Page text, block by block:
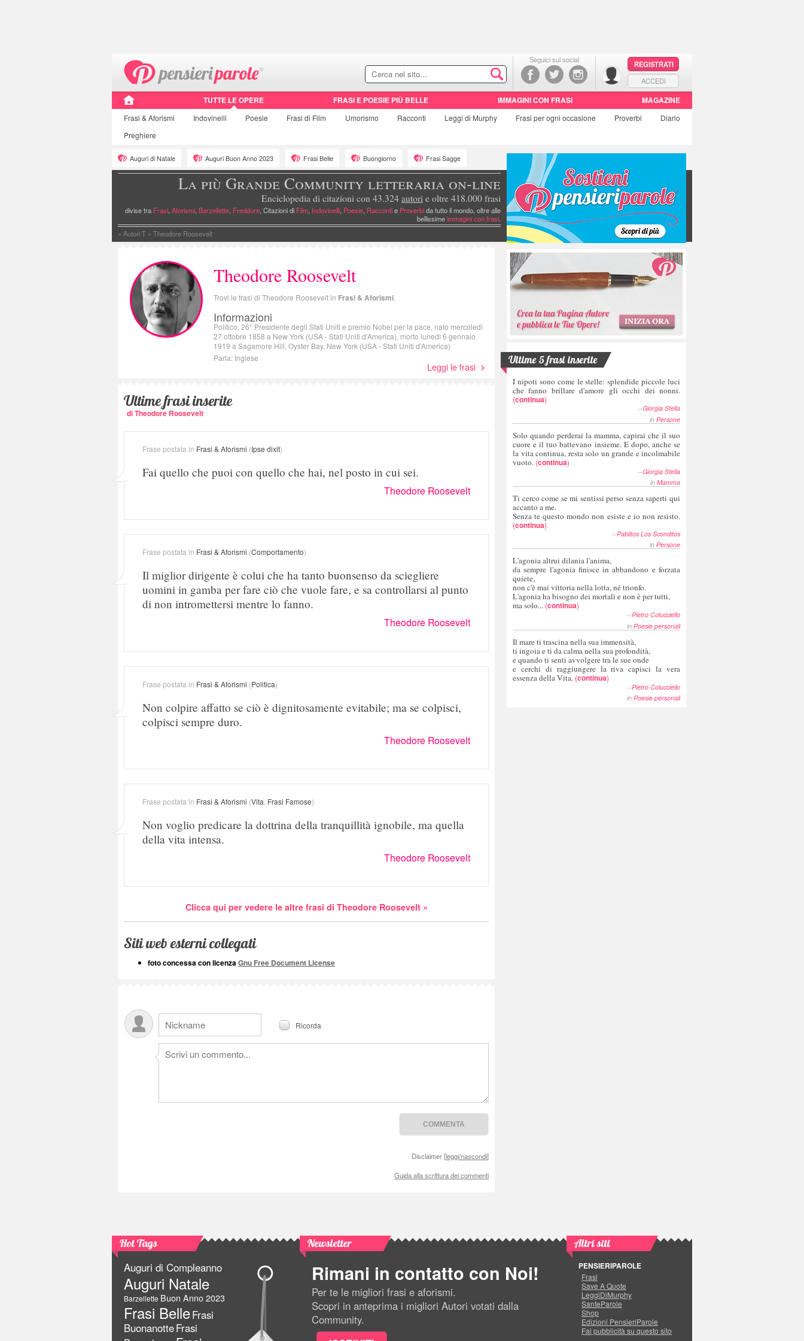
Seguici sui social
REGISTRATI
ACCEDI
TUTTE LE OPERE FRASI E POESIE PIÙ BELLE IMMAGINI CON FRASI MAGAZINE
Frasi & Aforismi Indovinelli Poesie Frasi di Film Umorismo Racconti Leggi di Murphy Frasi per ogni occasione Proverbi
Diario
Preghiere
Auguri di Natale Auguri Buon Anno 2023 Frasi Belle Buongiorno Frasi Sagge
La più Grande Community letteraria on-line
Enciclopedia di citazioni con 43.324 autori e oltre 418.000 frasi
divise tra Frasi, Aforismi, Barzellette, Freddure, Citazioni di Film, Indovinelli, Poesie, Raccontie Proverbida tutto il mondo, oltre alle
bellissimeimmagini con frasi.
» Autori T » Theodore Roosevelt
Theodore Roosevelt
Trovi le frasi di Theodore Roosevelt in Frasi & Aforismi
Informazioni
Politico, 26° Presidente degli Stati Uniti e premio Nobel per la pace, nato mercoledì
27 ottobre 1858 a New York (USA - Stati Uniti d'America), morto lunedì 6 gennaio
1919 a Sagamore Hill, Oyster Bay, New York (USA - Stati Uniti d'America)
Parla: Inglese
Leggi le frasi
Ultime frasi inserite
di Theodore Roosevelt
Frase postata in Frasi & Aforismi (Ipse dixit)
Fai quello che puoi con quello che hai, nel posto in cui sei.
Theodore Roosevelt
Frase postata in Frasi & Aforismi (Comportamento)
Il miglior dirigente è colui che ha tanto buonsenso da sciegliere
uomini in gamba per fare ciò che vuole fare, e sa controllarsi al punto
di non intromettersi mentre lo fanno.
Theodore Roosevelt
Frase postata in Frasi & Aforismi (Politica)
Non colpire affatto se ciò è dignitosamente evitabile; ma se colpisci,
colpisci sempre duro.
Theodore Roosevelt
Frase postata in Frasi & Aforismi (Vita Frasi Famose)
Non voglio predicare la dottrina della tranquillità ignobile, ma quella
della vita intensa.
Theodore Roosevelt
Clicca qui per vedere le altre frasi di Theodore Roosevelt »
Siti web esterni collegati
foto concessa con licenzaGnu Free Document License
Ricorda
Disclaimer [leggi/nascondi]
Guida alla scrittura dei commenti
Ultime 5 frasi inserite
I nipoti sono come le stelle: splendide piccole luci
che fanno brillare d'amore gli occhi dei nonni.
(continua)
--Giorgia Stella
in Persone
Solo quando perderai la mamma, capirai che il suo
cuore e il tuo battevano insieme. E dopo, anche se
la vita continua, resta solo un grande e incolmabile
vuoto. (continua)
--Giorgia Stella
in Mamma
Ti cerco come se mi sentissi perso senza saperti qui
accanto a me.
Senza te questo mondo non esiste e io non resisto.
(continua)
--Pablitos Los Sconditos
in Persone
L'agonia altrui dilania l'anima,
da sempre l'agonia finisce in abbandono e forzata
quiete,
non c'è mai vittoria nella lotta, né trionfo.
L'agonia ha bisogno dei mortali e non è per tutti,
ma solo... (continua)
--Pietro Colucciello
in Poesie personali
Il mare ti trascina nella sua immensità,
ti ingoia e ti da calma nella sua profondità,
e quando ti senti avvolgere tra le sue onde
e cerchi di raggiungere la riva capisci la vera
essenza della Vita. (continua)
--Pietro Colucciello
in Poesie personali
Hot Tags
Auguri di Compleanno
Auguri Natale
Barzellette Buon Anno 2023
Frasi BelleFrasi
BuonanotteFrasi
Newsletter
Rimani in contatto con Noi!
Per te le migliori frasi e aforismi.
Scopri in anteprima i migliori Autori votati dalla
Community.
Altri siti
PENSIERIPAROLE
Frasi
Save A Quote
LeggiDiMurphy
SanteParole
Shop
Edizioni PensieriParole
Fai pubblicità su questo sito